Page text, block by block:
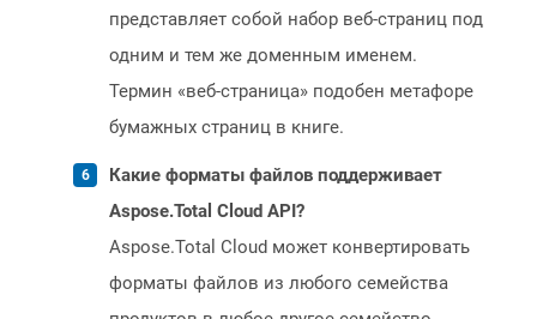
представляет собой набор веб-страниц под
одним и тем же доменным именем.
Термин «веб-страница» подобен метафоре
бумажных страниц в книге.
Какие форматы файлов поддерживает
Aspose.Total Cloud API?
Aspose.Total Cloud может конвертировать
форматы файлов из любого семейства